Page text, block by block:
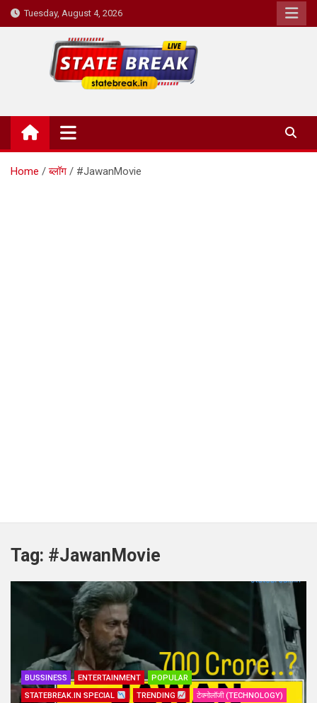
Skip
to
Tuesday, August 4, 2026
State Break
Home ब्लॉग #JawanMovie
Tag: #JawanMovie
BUSSINESS ENTERTAINMENT
POPULAR
STATEBREAK.IN SPECIAL
TRENDING
टेक्नोलॉजी (TECHNOLOGY)